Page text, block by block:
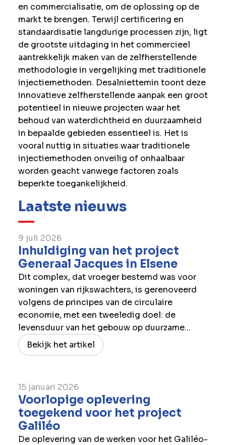
en commercialisatie, om de oplossing op de
markt te brengen. Terwijl certificering en
standaardisatie langdurige processen zijn, ligt
de grootste uitdaging in het commercieel
aantrekkelijk maken van de zelfherstellende
methodologie in vergelijking met traditionele
injectiemethoden. Desalniettemin toont deze
innovatieve zelfherstellende aanpak een groot
potentieel in nieuwe projecten waar het
behoud van waterdichtheid en duurzaamheid
in bepaalde gebieden essentieel is. Het is
vooral nuttig in situaties waar traditionele
injectiemethoden onveilig of onhaalbaar
worden geacht vanwege factoren zoals
beperkte toegankelijkheid.
Laatste nieuws
9 juli 2026
Inhuldiging van het project
Generaal Jacques in Elsene
Dit complex, dat vroeger bestemd was voor
woningen van rijkswachters, is gerenoveerd
volgens de principes van de circulaire
economie, met een tweeledig doel: de
levensduur van het gebouw op duurzame...
Bekijk het artikel
15 januari 2026
Voorlopige oplevering
toegekend voor het project
Galiléo
De oplevering van de werken voor het Galiléo-